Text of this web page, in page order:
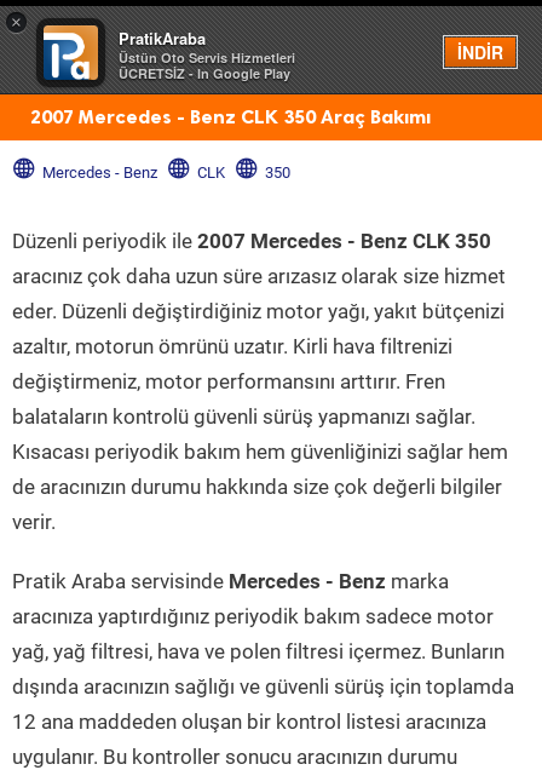
×
PratikAraba
Üstün Oto Servis Hizmetleri
ÜCRETSİZ - In Google Play
İNDİR
Menü
2007 Mercedes - Benz CLK 350 Araç Bakımı
Mercedes - Benz CLK 350
Düzenli periyodik ile 2007 Mercedes - Benz CLK 350
aracınız çok daha uzun süre arızasız olarak size hizmet
eder. Düzenli değiştirdiğiniz motor yağı, yakıt bütçenizi
azaltır, motorun ömrünü uzatır. Kirli hava filtrenizi
değiştirmeniz, motor performansını arttırır. Fren
balataların kontrolü güvenli sürüş yapmanızı sağlar.
Kısacası periyodik bakım hem güvenliğinizi sağlar hem
de aracınızın durumu hakkında size çok değerli bilgiler
verir.
Pratik Araba servisinde Mercedes - Benz marka
aracınıza yaptırdığınız periyodik bakım sadece motor
yağ, yağ filtresi, hava ve polen filtresi içermez. Bunların
dışında aracınızın sağlığı ve güvenli sürüş için toplamda
12 ana maddeden oluşan bir kontrol listesi aracınıza
uygulanır. Bu kontroller sonucu aracınızın durumu